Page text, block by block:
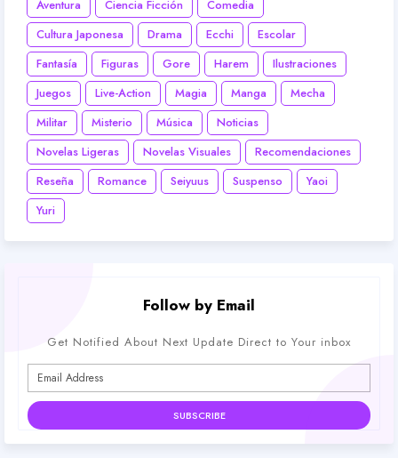
Aventura
Ciencia Ficción
Comedia
Cultura Japonesa
Drama Ecchi
Escolar
Fantasía
Figuras Gore Harem
Ilustraciones
Juegos
Live-Action Magia Manga
Mecha
Militar
Misterio Música
Noticias
Novelas Ligeras
Novelas Visuales
Recomendaciones
Reseña
Romance Seiyuus Suspenso
Yaoi
Yuri
Follow by Email
Get Notified About Next Update Direct to Your inbox